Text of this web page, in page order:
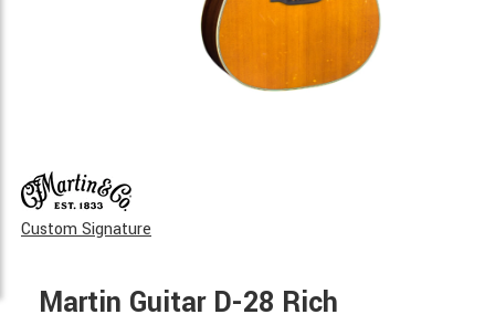
Custom Signature
Martin Guitar D-28 Rich